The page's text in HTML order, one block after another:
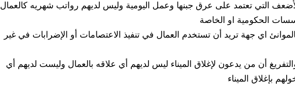
التي تعتمد على عرق جبنها وعمل اليومية وليس لديهم رواتب شهريه كالعمال
الحكومية او الخاصة
اي جهة تريد أن تستخدم العمال في تنفيذ الاعتصامات أو الإضرابات في غير
أن من يدعون لإغلاق الميناء ليس لديهم أي علاقه بالعمال وليست لديهم أي
بإغلاق الميناء